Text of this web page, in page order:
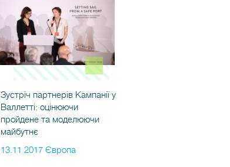
Зустріч партнерів Кампанії у
Валлетті: оцінюючи
пройдене та моделюючи
майбутнє
13.11 2017 Європа